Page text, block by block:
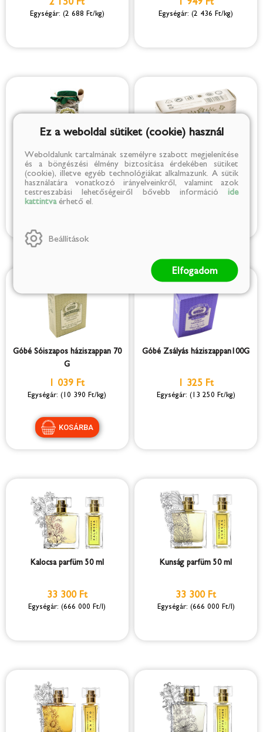
(2 688 Ft/kg) (2 436 Ft/kg)
Góbé Parajdi mentás fűrdősó
800 G
1 949 Ft
(2 436 Ft/kg)
Góbé Parajdi sószappan 236G
1 339 Ft
Góbé Sóiszapos háziszappan 70
G
1 039 Ft
(10 390 Ft/kg)
Góbé Zsályás háziszappan100G
1 325 Ft
(13 250 Ft/kg)
Kalocsa parfüm 50 ml
33 300 Ft
(666 000 Ft/l)
Kunság parfüm 50 ml
33 300 Ft
(666 000 Ft/l)
Ez a weboldal sütiket (cookie) használ
Weboldalunk tartalmának személyre szabott megjelenítése
és a böngészési élmény biztosítása érdekében sütiket
(cookie), illetve egyéb technológiákat alkalmazunk. A sütik
használatára vonatkozó irányelveinkről, valamint azok
testreszabási lehetőségeiről bővebb információ ide
kattintvaérhető el.
Beállítások
Elfogadom